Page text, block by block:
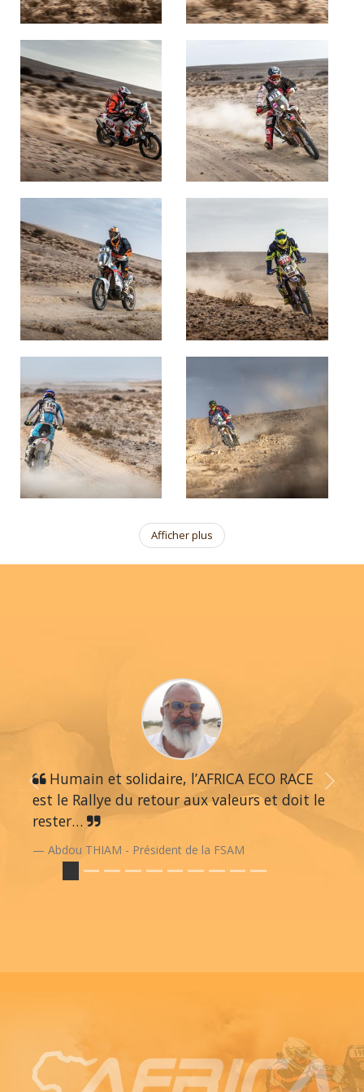
Afficher plus
Humain et solidaire, l’AFRICA ECO RACE
est le Rallye du retour aux valeurs et doit le
rester…
Abdou THIAM - Président de la FSAM
Previous Next